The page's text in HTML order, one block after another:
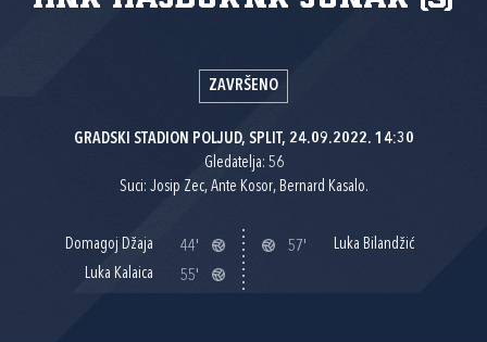
ZAVRŠENO
GRADSKI STADION POLJUD, SPLIT, 24.09.2022. 14:30
Gledatelja: 56
Suci: Josip Zec, Ante Kosor, Bernard Kasalo.
Domagoj Džaja
44'
Luka Kalaica
55'
57' Luka Bilandžić